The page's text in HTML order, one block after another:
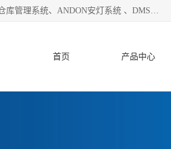
天津迈讯科智能技术有限公司主要从事：MES制造执行系统、锐益生产云工单、WMS仓库管理系统、ANDON安灯系统 、DMS设备管理系统、电气设备健康监测系统、工厂可视化管理、数字化车间；公司是一家专注于企业及制造业信息化、智能化的信息系统集成解决方案提供商的高新技术企业。为企业提供全套的软硬件信息系统集成及安装部署服务。
首页 产品中心